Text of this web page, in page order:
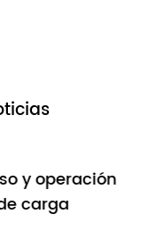
operación